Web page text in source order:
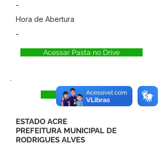
-
Hora de Abertura
-
Acessar Pasta no Drive
Visualizar
ESTADO ACRE
PREFEITURA MUNICIPAL DE
RODRIGUES ALVES